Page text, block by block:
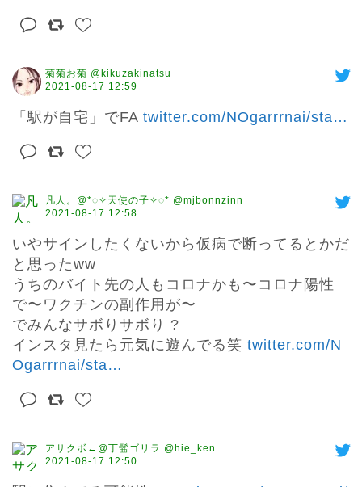
菊菊お菊 @kikuzakinatsu
2021-08-17 12:59
「駅が自宅」でFA twitter.com/NOgarrrnai/sta…
凡人。@*︎︎◌✧︎天使の子✧◌* @mjbonnzinn
2021-08-17 12:58
いやサインしたくないから仮病で断ってるとかだ
と思ったww
うちのバイト先の人もコロナかも〜コロナ陽性
で〜ワクチンの副作用が〜
でみんなサボりサボり ?
インスタ見たら元気に遊んでる笑 twitter.com/N
Ogarrrnai/sta…
アサクボ←@丁髷ゴリラ @hie_ken
2021-08-17 12:50